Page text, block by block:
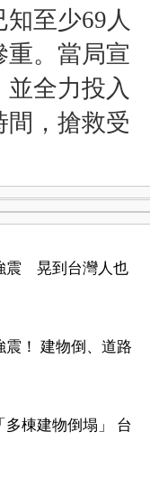
至少69人
重。當局宣
全力投入
間，搶救受
震 晃到台灣人也
震！ 建物倒、道路
多棟建物倒塌」 台